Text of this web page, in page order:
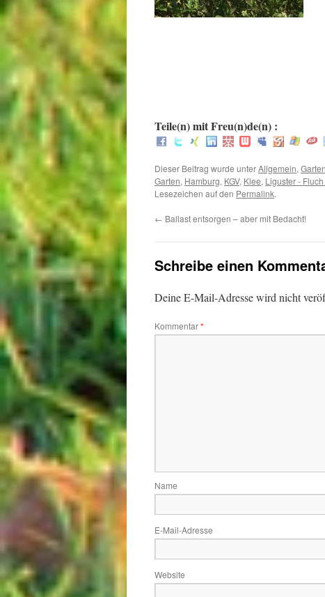
Teile(n) mit Freu(n)de(n) :
Dieser Beitrag wurde unterAllgemein, Garten
Garten, Hamburg, KGV, Klee, Liguster -
Lesezeichen auf den Permalink.
← Ballast entsorgen – aber mit Bedacht!
Schreibe einen
Deine E-Mail-Adresse wird nicht
Kommentar*
Name
E-Mail-Adresse
Website